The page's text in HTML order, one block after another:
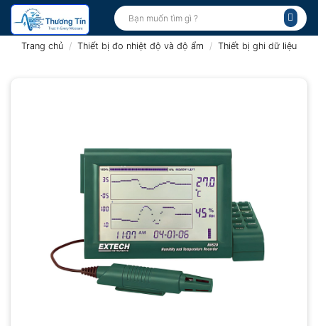
Bỏ
qua
Tìm
kiếm:
Trang chủ / Thiết bị đo nhiệt độ và độ ẩm / Thiết bị ghi dữ liệu